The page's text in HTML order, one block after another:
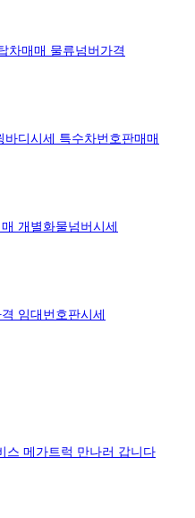
차매매 물류넘버가격
디시세 특수차번호판매매
개별화물넘버시세
임대번호판시세
스 메가트럭 만나러 갑니다